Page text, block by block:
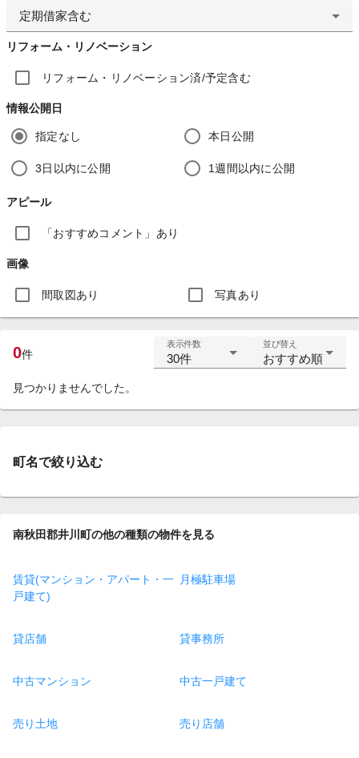
定期借家含む
リフォーム・リノベーション
リフォーム・リノベーション済/予定含む
情報公開日
指定なし 本日公開
3日以内に公開 1週間以内に公開
アピール
「おすすめコメント」あり
画像
間取図あり 写真あり
0件
表示件数
30件
並び替え
おすすめ順
見つかりませんでした。
町名で絞り込む
南秋田郡井川町の他の種類の物件を見る
賃貸(マンション・アパート・一
戸建て)
月極駐車場
貸店舗 貸事務所
中古マンション 中古一戸建て
売り土地 売り店舗